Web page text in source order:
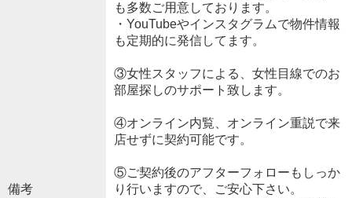
備考
も多数ご用意しております。
・YouTubeやインスタグラムで物件情報
も定期的に発信してます。
③女性スタッフによる、女性目線でのお
部屋探しのサポート致します。
④オンライン内覧、オンライン重説で来
店せずに契約可能です。
⑤ご契約後のアフターフォローもしっか
り行いますので、ご安心下さい。